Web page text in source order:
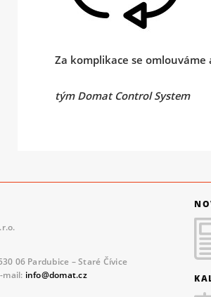
Za komplikace se
tým Domat Control System
06 Pardubice – Staré Čívice
mail: info@domat.cz